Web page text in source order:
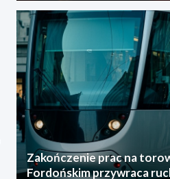
Zakończenie prac na
Fordońskim przywraca